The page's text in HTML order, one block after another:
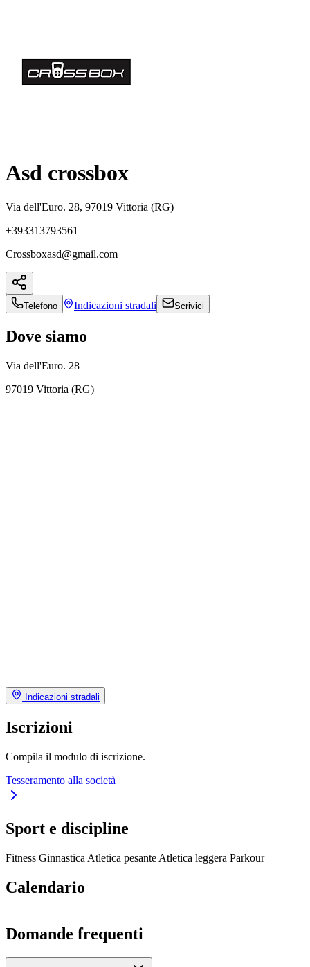
Asd crossbox
Via dell'Euro. 28, 97019 Vittoria (RG)
+393313793561
Crossboxasd@gmail.com
Telefono Indicazioni stradali Scrivici
Dove siamo
Via dell'Euro. 28
97019 Vittoria (RG)
Indicazioni stradali
Iscrizioni
Compila il modulo di iscrizione.
Tesseramento alla società
Sport e discipline
Fitness Ginnastica Atletica pesante Atletica leggera Parkour
Calendario
Domande frequenti